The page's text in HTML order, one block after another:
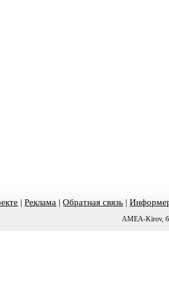
|Реклама |Обратная связь |
AMEA-Kirov,